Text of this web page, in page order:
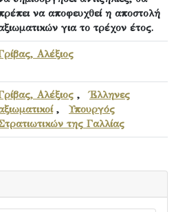
να αποφευχθεί η αποστολή
για το τρέχον έτος.
Αλέξιος
Αλέξιος ,Έλληνες
, Υπουργός
της Γαλλίας